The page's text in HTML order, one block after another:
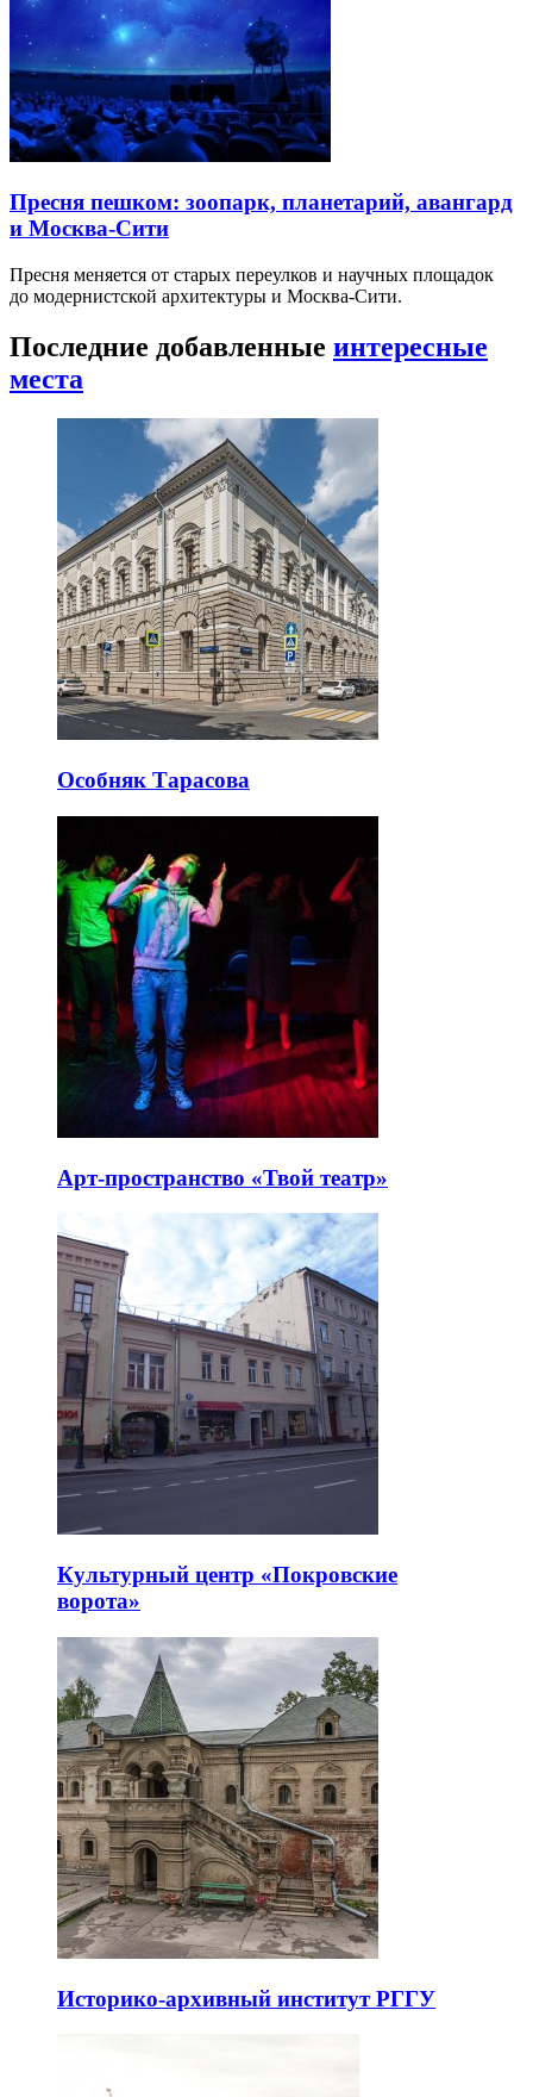
Пресня пешком: зоопарк, планетарий, авангард
и Москва-Сити
Пресня меняется от старых переулков и научных площадок
до модернистской архитектуры и Москва-Сити.
Последние добавленные интересные
места
Особняк Тарасова
Арт-пространство «Твой театр»
Культурный центр «Покровские
ворота»
Историко-архивный институт РГГУ